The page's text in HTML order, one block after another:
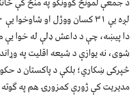
دا پیښه، چې د داعش ډلې له خوا
شوی، نه یوازې د شیعه اقلیت په
څپرکی ښکاري؛ بلکې د پاکستان د
مدیریت کې ژورې کمزورۍ هم په